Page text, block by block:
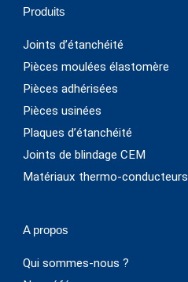
Produits
Joints d’étanchéité
Pièces moulées élastomère
Pièces adhérisées
Pièces usinées
Plaques d’étanchéité
Joints de blindage CEM
Matériaux thermo-conducteurs
A propos
Qui sommes-nous ?